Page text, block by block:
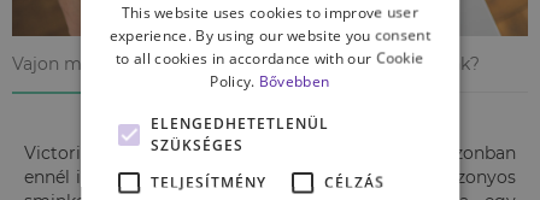
Vajon minden férfi számára egyformán vonzó a smink?
Victoria R. Mileva szociálpszichológus és csapata azonban
ennél is tovább mentek, azt is megnézték, hogy bizonyos
This website uses cookies to improve user
experience. By using our website you consent
to all cookies in accordance with our Cookie
Policy. Bővebben
ELENGEDHETETLENÜL
SZÜKSÉGES
TELJESÍTMÉNY
CÉLZÁS